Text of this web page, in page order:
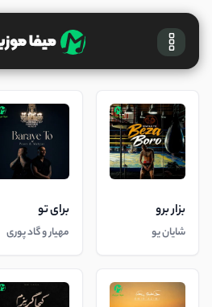
بزار برو
شایان یو
برای تو
مهیار و گاد پوری